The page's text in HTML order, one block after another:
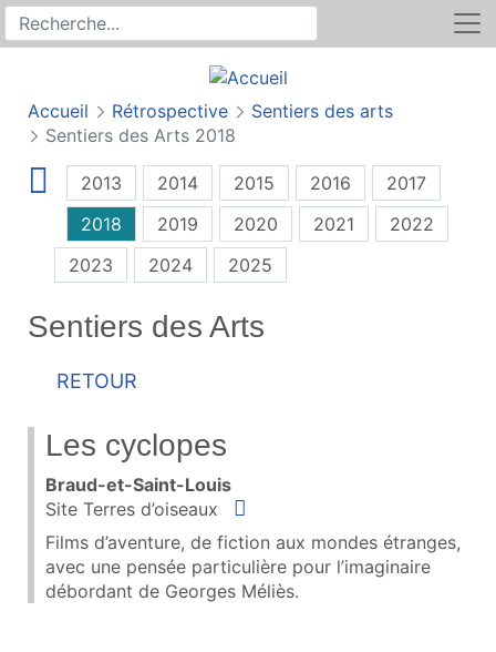
Recherche sur le site
Rechercher
Accueil Rétrospective
Sentiers des arts
Sentiers des Arts 2018
2013 2014 2015 2016
2017
2018
2019 2020 2021
2022
2023
2024 2025
Sentiers des Arts
Retour
Les cyclopes
Braud-et-Saint-Louis
Site Terres d’oiseaux
Situer
Films d’aventure, de fiction aux mondes étranges,
avec une pensée particulière pour l’imaginaire
débordant de Georges Méliès.